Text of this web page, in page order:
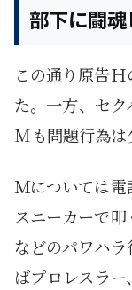
部下に闘
この通り原告
た。一方、セ
Mも問題行為は
Ｍについては
スニーカーで
などのパワハ
ばプロレスラ